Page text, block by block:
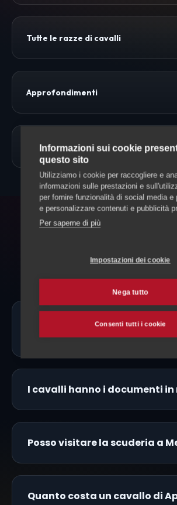
Tutte le razze di cavalli
Approfondimenti
Allevamento Cavalli
Domande
Ci sono allevatori di
a Mendrisio?
I cavalli hanno i documenti in
Posso visitare la scuderia a
Quanto costa un cavallo di
Informazioni sui cookie
questo sito
Utilizziamo i cookie per raccogliere e
informazioni sulle prestazioni e
per fornire funzionalità di social media e
e personalizzare contenuti e pubblicità
Per saperne di più
Impostazioni dei cookie
Nega tutto
Consenti tutti i cookie